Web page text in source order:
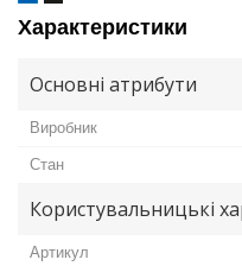
Характеристики
Основні атрибути
Виробник
Стан
Користувальницькі
Артикул